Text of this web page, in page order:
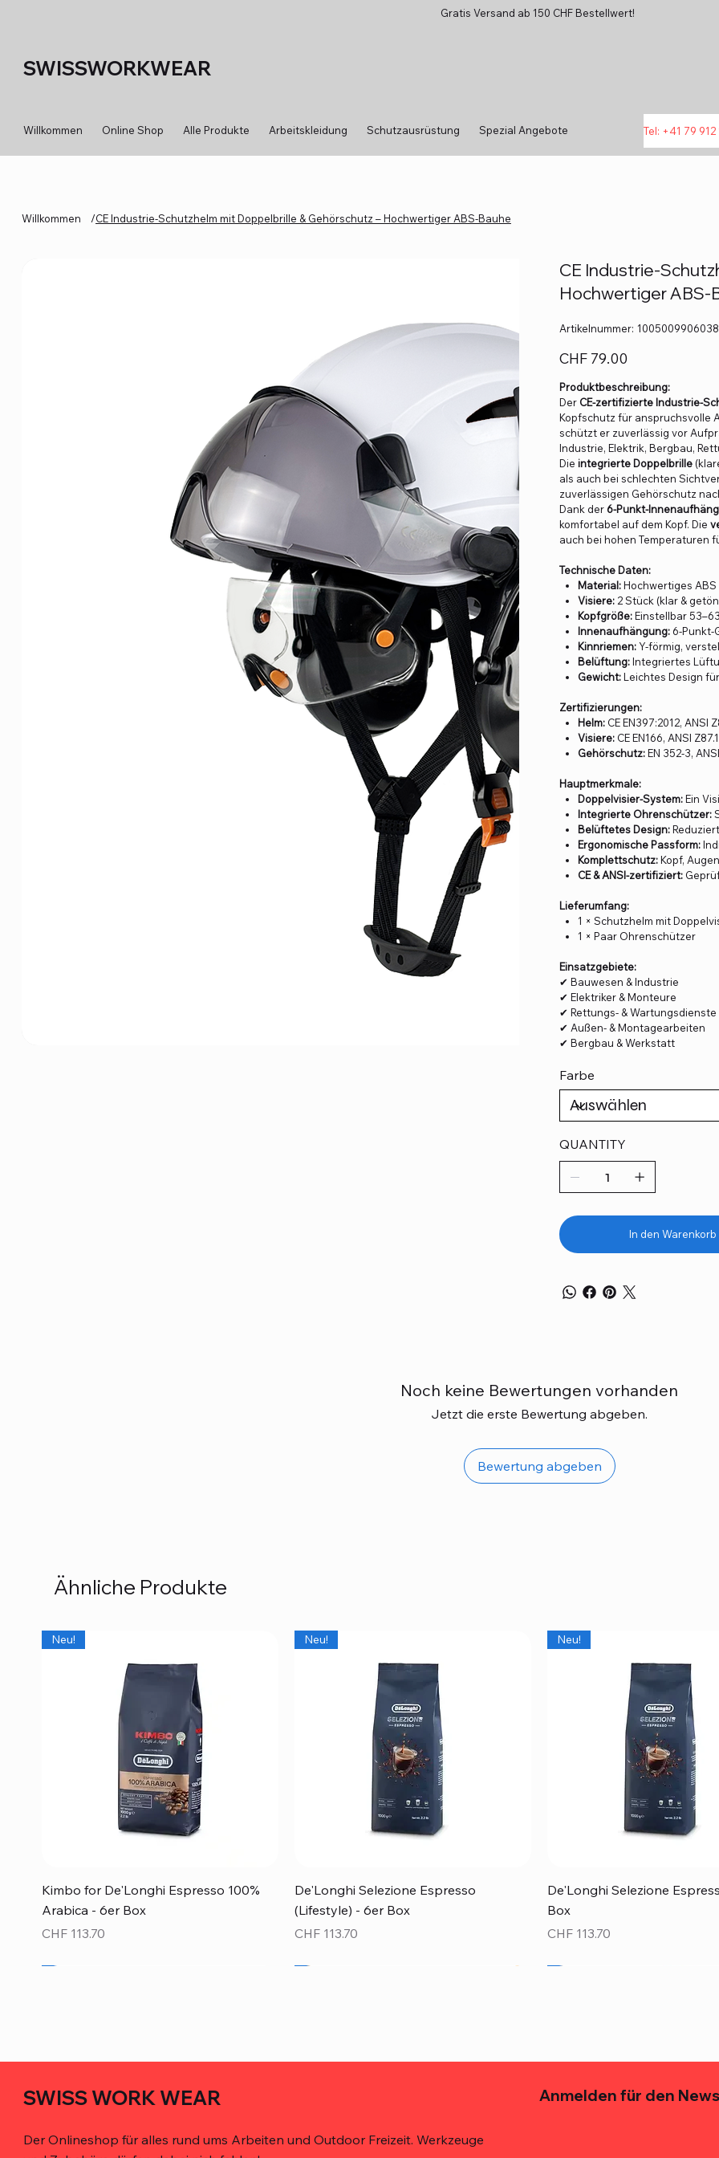
Gratis Versand ab 150 CHF Bestellwert!
SWISSWORKWEAR
Willkommen Online Shop Alle Produkte Arbeitskleidung Schutzausrüstung Spezial Angebote Tel: +41 79 912
Willkommen /CE Industrie-Schutzhelm mit Doppelbrille & Gehörschutz – Hochwertiger ABS-Bauhe
CE Industrie-
Hochwertiger ABS-
Artikelnummer: Artikelnummer:
1005009906038117
Preis
CHF 79.00
Produktbeschreibung:
Der CE-zertifizierte Industrie-
Kopfschutz für anspruchsvolle
schützt er zuverlässig vor
Industrie, Elektrik, Bergbau,
Die integrierte Doppelbrille
als auch bei schlechten
zuverlässigen Gehörschutz
Dank der 6-Punkt-
komfortabel auf dem Kopf. Die
auch bei hohen Temperaturen
Technische Daten:
Material:Hochwertiges
Visiere: 2 Stück (klar &
Kopfgröße:Einstellbar
Innenaufhängung: 6-Punkt-
Kinnriemen:Y-förmig,
Belüftung:Integriertes
Gewicht:Leichtes Design
Zertifizierungen:
Helm: CE EN397:2012, ANSI
Visiere: CE EN166, ANSI Z87.1
Gehörschutz:EN 352-3,
Hauptmerkmale:
Doppelvisier-System:Ein
Integrierte Ohrenschützer:
Belüftetes Design:
Ergonomische Passform:
Komplettschutz:Kopf,
CE & ANSI-zertifiziert:
Lieferumfang:
1 × Schutzhelm mit
1 × Paar Ohrenschützer
Einsatzgebiete:
✔ Bauwesen & Industrie
✔ Elektriker & Monteure
✔ Rettungs- & Wartungsdienste
✔ Außen- & Montagearbeiten
✔ Bergbau & Werkstatt
Farbe
QUANTITY
In den Warenkorb
Noch keine Bewertungen vorhanden
Jetzt die erste Bewertung abgeben.
Bewertung abgeben
Ähnliche Produkte
Schnellansicht
Neu!
Kimbo for De'Longhi Espresso 100%
Arabica - 6er Box
Preis
CHF 113.70
Schnellansicht
Neu!
De'Longhi Selezione Espresso
(Lifestyle) - 6er Box
Preis
CHF 113.70
Schnellansicht
Neu!
De'Longhi Selezione
Box
Preis
CHF 113.70
SWISS WORK WEAR
Der Onlineshop für alles rund ums Arbeiten und Outdoor Freizeit. Werkzeuge
Anmelden für den